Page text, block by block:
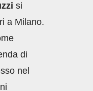
si
a Milano.
di
nel